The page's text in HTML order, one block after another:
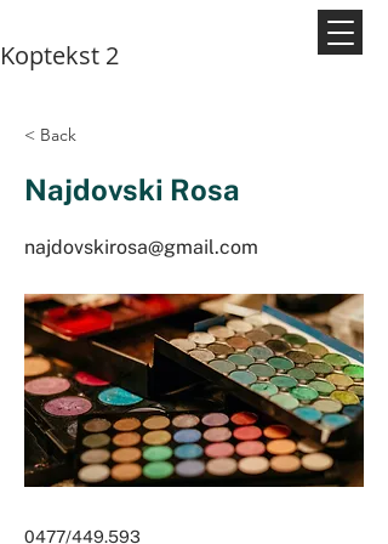
Koptekst 2
< Back
Najdovski Rosa
najdovskirosa@gmail.com
0477/449.593